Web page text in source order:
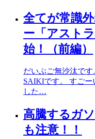
全てが常識
ー「アスト
始！（前編）
だいぶご無沙汰で
SAIKIです。 すご
した…
高騰するガ
も注意！！